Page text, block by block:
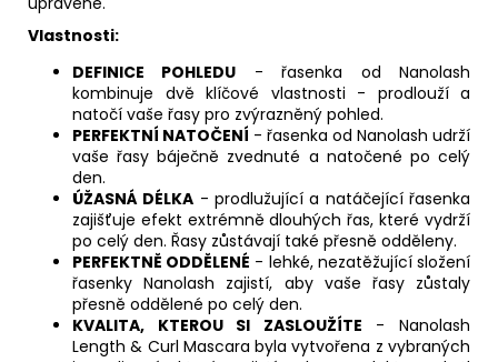
Vlastnosti:
DEFINICE POHLEDU - řasenka od Nanolash
kombinuje dvě klíčové vlastnosti - prodlouží a
natočí vaše řasy pro zvýrazněný pohled.
PERFEKTNÍ NATOČENÍ - řasenka od Nanolash udrží
vaše řasy báječně zvednuté a natočené po celý
den.
ÚŽASNÁ DÉLKA - prodlužující a natáčející řasenka
zajišťuje efekt extrémně dlouhých řas, které vydrží
po celý den. Řasy zůstávají také přesně odděleny.
PERFEKTNĚ ODDĚLENÉ - lehké, nezatěžující složení
řasenky Nanolash zajistí, aby vaše řasy zůstaly
přesně oddělené po celý den.
KVALITA, KTEROU SI ZASLOUŽÍTE - Nanolash
Length & Curl Mascara byla vytvořena z vybraných